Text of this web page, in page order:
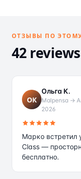
ОТЗЫВЫ ПО
42
ОК
Ольга К.
Malpensa →
2026
Марко встретил
Class —
бесплатно.